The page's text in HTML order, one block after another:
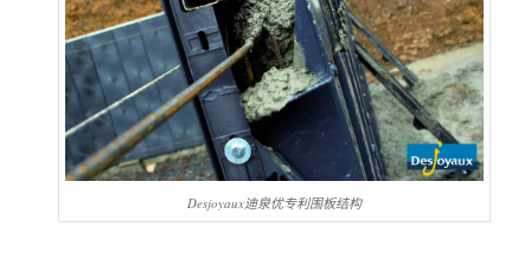
Desjoyaux迪泉优专利围板结构